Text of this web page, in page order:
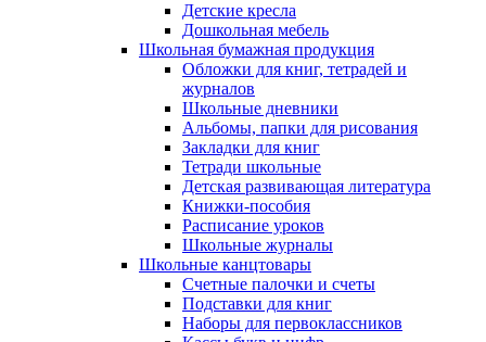
Детские кресла
Дошкольная мебель
Школьная бумажная продукция
Обложки для книг, тетрадей и
журналов
Школьные дневники
Альбомы, папки для рисования
Закладки для книг
Тетради школьные
Детская развивающая литература
Книжки-пособия
Расписание уроков
Школьные журналы
Школьные канцтовары
Счетные палочки и счеты
Подставки для книг
Наборы для первоклассников